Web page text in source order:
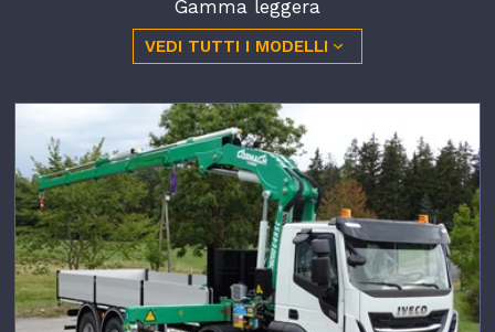
Gamma leggera
VEDI TUTTI I MODELLI